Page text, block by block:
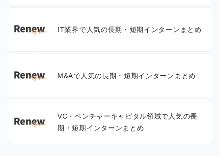
IT業界で人気の長期・短期インターンまとめ
M&Aで人気の長期・短期インターンまとめ
VC・ベンチャーキャピタル領域で人気の長
期・短期インターンまとめ